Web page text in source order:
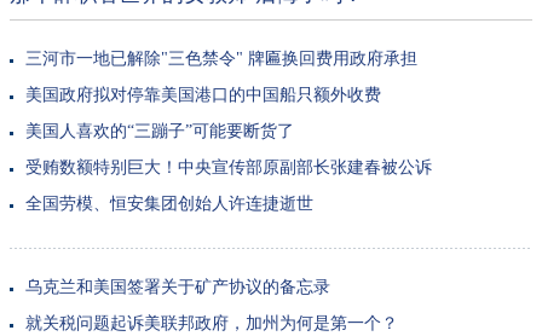
三河市一地已解除"三色禁令" 牌匾换回费用政府承担
美国政府拟对停靠美国港口的中国船只额外收费
美国人喜欢的“三蹦子”可能要断货了
受贿数额特别巨大！中央宣传部原副部长张建春被公诉
全国劳模、恒安集团创始人许连捷逝世
乌克兰和美国签署关于矿产协议的备忘录
就关税问题起诉美联邦政府，加州为何是第一个？